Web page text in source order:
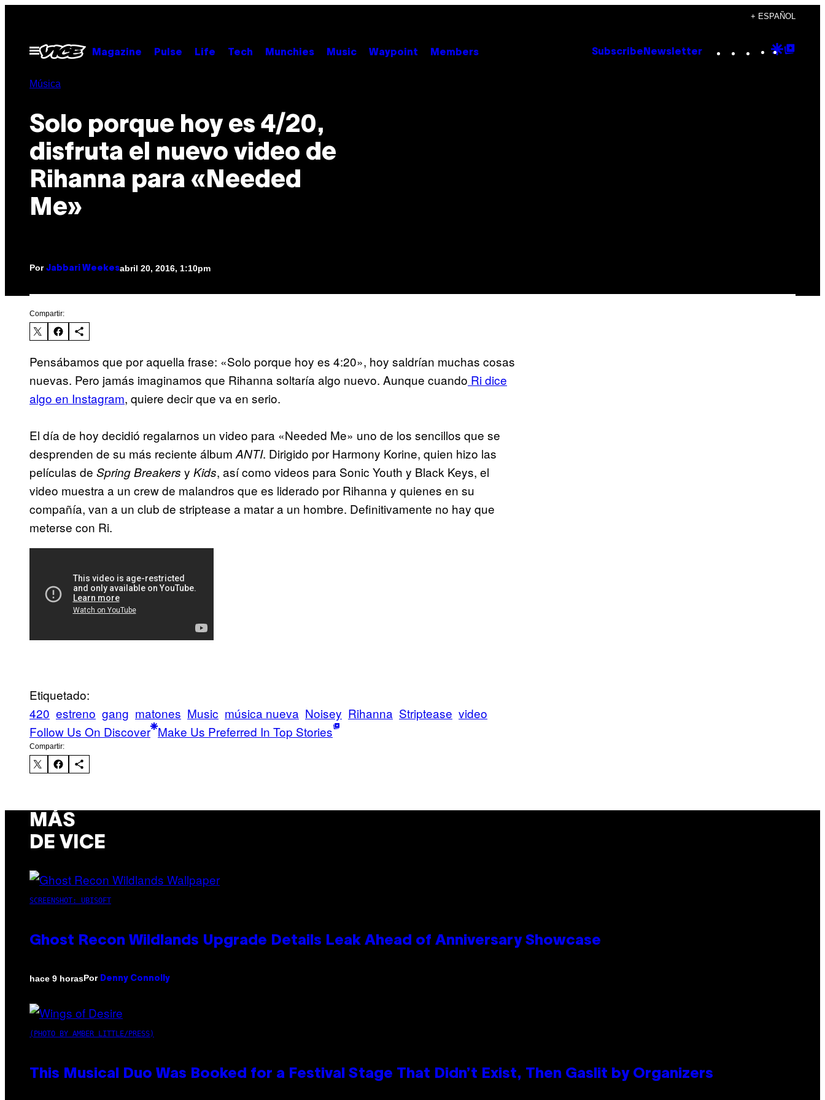
contenido
+ ESPAÑOL
Abrir
Menú
Magazine Pulse Life Tech Munchies Music Waypoint Members Subscribe Newsletter Instagram
TikTok
YouTube
Google
Música
Solo porque hoy es 4/20,
disfruta el nuevo video de
Rihanna para «Needed
Me»
Por Jabbari Weekesabril 20, 2016, 1:10pm
Compartir:
Pensábamos que por aquella frase: «Solo porque hoy es 4:20», hoy saldrían muchas cosas
nuevas. Pero jamás imaginamos que Rihanna soltaría algo nuevo. Aunque cuando Ri dice
algo en Instagram, quiere decir que va en serio.
El día de hoy decidió regalarnos un video para «Needed Me» uno de los sencillos que se
desprenden de su más reciente álbum ANTI. Dirigido por Harmony Korine, quien hizo las
películas de Spring Breakers y Kids, así como videos para Sonic Youth y Black Keys, el
video muestra a un crew de malandros que es liderado por Rihanna y quienes en su
compañía, van a un club de striptease a matar a un hombre. Definitivamente no hay que
meterse con Ri.
Etiquetado:
420 estreno gang matones Music música nueva Noisey Rihanna Striptease video
Follow Us On Discover Make Us Preferred In Top Stories
Compartir:
MÁS
DE VICE
SCREENSHOT: UBISOFT
Ghost Recon Wildlands Upgrade Details Leak Ahead of Anniversary Showcase
hace 9 horasPor Denny Connolly
(PHOTO BY AMBER LITTLE/PRESS)
This Musical Duo Was Booked for a Festival Stage That Didn’t Exist, Then Gaslit by Organizers